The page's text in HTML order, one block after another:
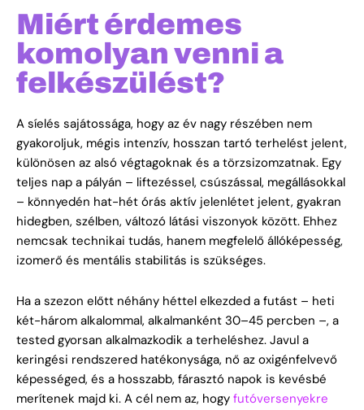
Miért érdemes
komolyan venni a
felkészülést?
A síelés sajátossága, hogy az év nagy részében nem
gyakoroljuk, mégis intenzív, hosszan tartó terhelést jelent,
különösen az alsó végtagoknak és a törzsizomzatnak. Egy
teljes nap a pályán – liftezéssel, csúszással, megállásokkal
– könnyedén hat-hét órás aktív jelenlétet jelent, gyakran
hidegben, szélben, változó látási viszonyok között. Ehhez
nemcsak technikai tudás, hanem megfelelő állóképesség,
izomerő és mentális stabilitás is szükséges.
Ha a szezon előtt néhány héttel elkezded a futást – heti
két-három alkalommal, alkalmanként 30–45 percben –, a
tested gyorsan alkalmazkodik a terheléshez. Javul a
keringési rendszered hatékonysága, nő az oxigénfelvevő
képességed, és a hosszabb, fárasztó napok is kevésbé
merítenek majd ki. A cél nem az, hogy futóversenyekre